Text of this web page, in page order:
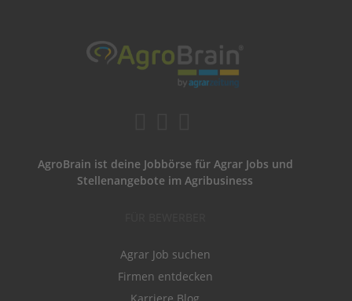
AgroBrain ist deine Jobbörse für Agrar Jobs und
Stellenangebote im Agribusiness
Agrar Job suchen
Firmen entdecken